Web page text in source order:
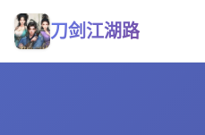
刀剑江湖路